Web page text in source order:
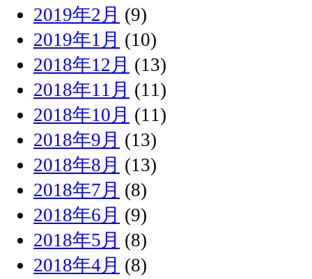
2019年2月 (9)
2019年1月 (10)
2018年12月 (13)
2018年11月 (11)
2018年10月 (11)
2018年9月 (13)
2018年8月 (13)
2018年7月 (8)
2018年6月 (9)
2018年5月 (8)
2018年4月 (8)